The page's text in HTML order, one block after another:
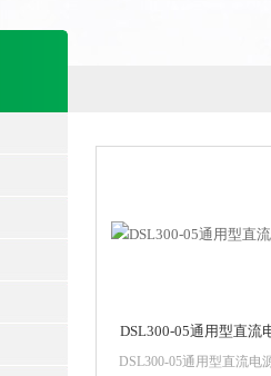
DSL300-05通用型直流
DSL300-05通用型直流电